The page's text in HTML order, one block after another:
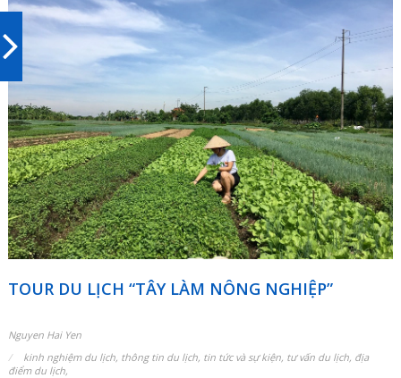
TOUR DU LỊCH “TÂY LÀM NÔNG NGHIỆP”
Nguyen Hai Yen
kinh nghiệm du lịch, thông tin du lịch, tin tức và sự kiện, tư vấn du lịch, địa
điểm du lịch,